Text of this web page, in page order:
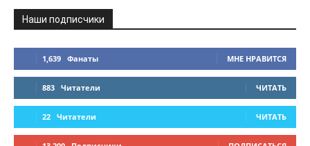
Наши подписчики
1,639 Фанаты МНЕ НРАВИТСЯ
883 Читатели ЧИТАТЬ
22 Читатели ЧИТАТЬ